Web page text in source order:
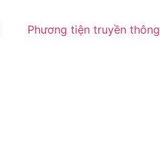
Phương tiện truyền thông